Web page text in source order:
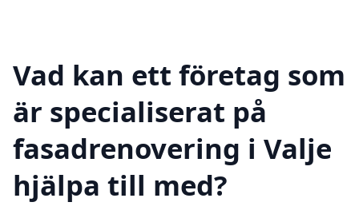
Vad kan ett företag som
är specialiserat på
fasadrenovering i Valje
hjälpa till med?